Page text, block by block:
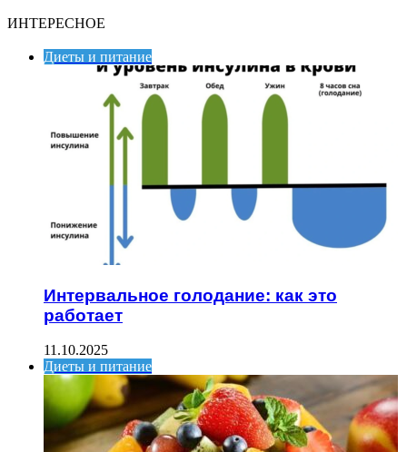
ИНТЕРЕСНОЕ
Диеты и питание
Интервальное голодание: как это
работает
11.10.2025
Диеты и питание